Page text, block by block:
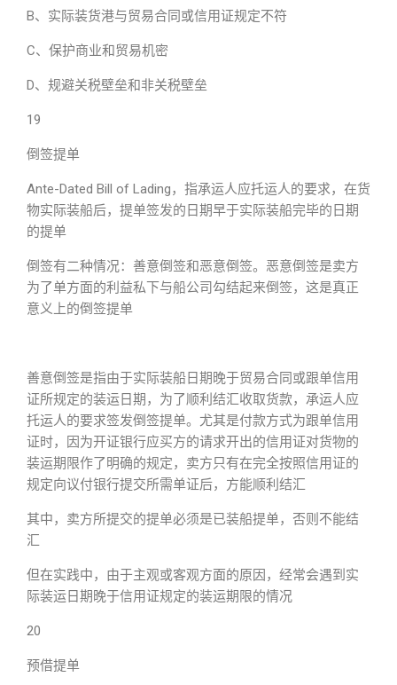
B、实际装货港与贸易合同或信用证规定不符
C、保护商业和贸易机密
D、规避关税壁垒和非关税壁垒
19
倒签提单
Ante-Dated Bill of Lading，指承运人应托运人的要求，在货
物实际装船后，提单签发的日期早于实际装船完毕的日期
的提单
倒签有二种情况：善意倒签和恶意倒签。恶意倒签是卖方
为了单方面的利益私下与船公司勾结起来倒签，这是真正
意义上的倒签提单
善意倒签是指由于实际装船日期晚于贸易合同或跟单信用
证所规定的装运日期，为了顺利结汇收取货款，承运人应
托运人的要求签发倒签提单。尤其是付款方式为跟单信用
证时，因为开证银行应买方的请求开出的信用证对货物的
装运期限作了明确的规定，卖方只有在完全按照信用证的
规定向议付银行提交所需单证后，方能顺利结汇
其中，卖方所提交的提单必须是已装船提单，否则不能结
汇
但在实践中，由于主观或客观方面的原因，经常会遇到实
际装运日期晚于信用证规定的装运期限的情况
20
预借提单